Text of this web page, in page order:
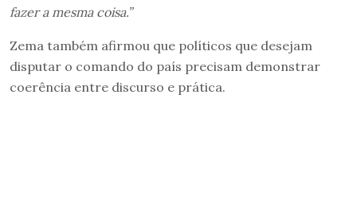
fazer a mesma coisa.”
Zema também afirmou que políticos que desejam
disputar o comando do país precisam demonstrar
coerência entre discurso e prática.